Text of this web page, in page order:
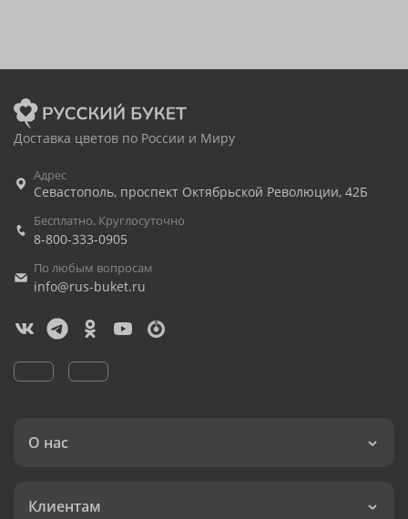
Доставка цветов по России и Миру
Адрес
Севастополь, проспект Октябрьской Революции, 42Б
Бесплатно. Круглосуточно
8-800-333-0905
По любым вопросам
info@rus-buket.ru
О нас
Клиентам